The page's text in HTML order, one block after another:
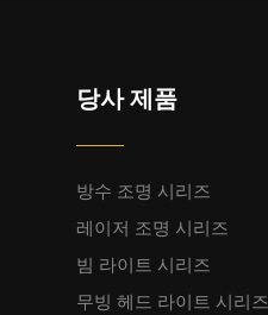
당사 제품
방수 조명 시리즈
레이저 조명 시리즈
빔 라이트 시리즈
무빙 헤드 라이트 시리즈